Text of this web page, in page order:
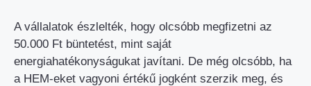
A vállalatok észlelték, hogy olcsóbb megfizetni az
50.000 Ft büntetést, mint saját
energiahatékonyságukat javítani. De még olcsóbb, ha
a HEM-eket vagyoni értékű jogként szerzik meg, és